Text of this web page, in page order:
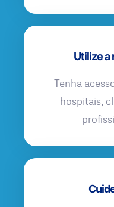
Utilize a
Tenha
hospitais,